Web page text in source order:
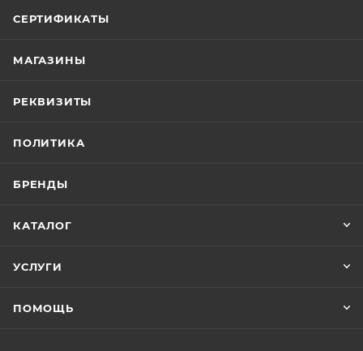
СЕРТИФИКАТЫ
МАГАЗИНЫ
РЕКВИЗИТЫ
ПОЛИТИКА
БРЕНДЫ
КАТАЛОГ
УСЛУГИ
ПОМОЩЬ